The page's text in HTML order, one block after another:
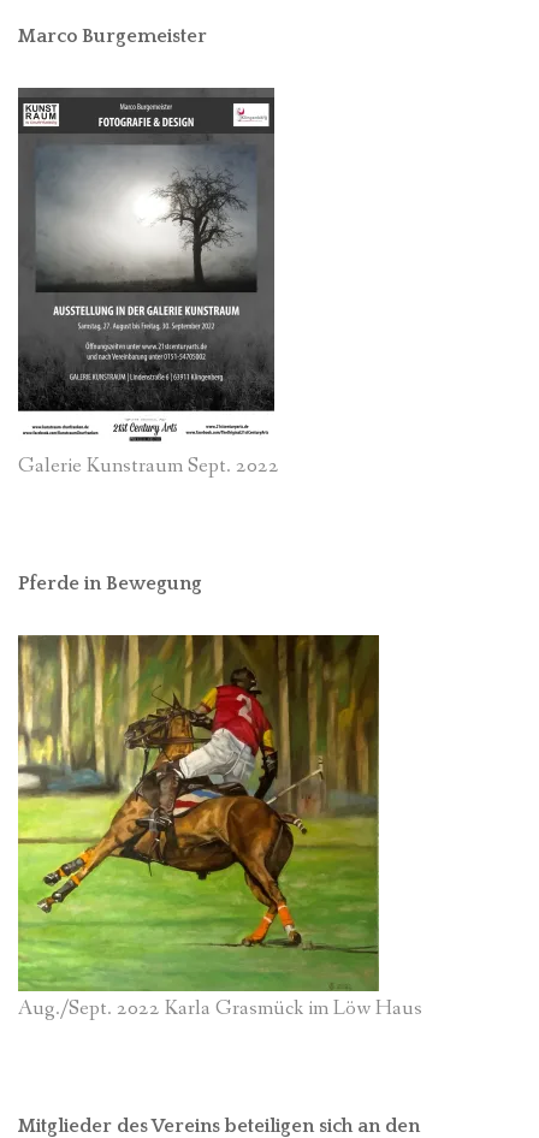
Marco Burgemeister
Galerie Kunstraum Sept. 2022
Pferde in Bewegung
Aug./Sept. 2022 Karla Grasmück im Löw Haus
Mitglieder des Vereins beteiligen sich an den